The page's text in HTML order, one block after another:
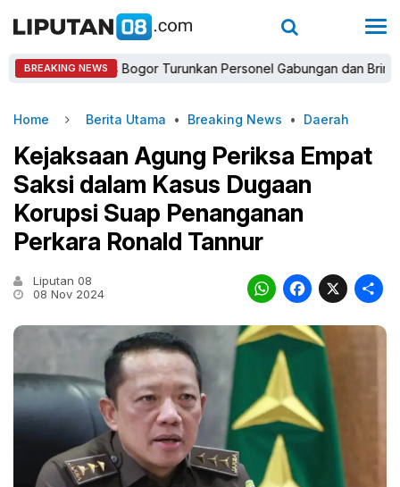
BREAKING NEWS
Kapolres Bogor Turunkan Personel Gabungan dan Brimob,
Home Berita Utama • Breaking News • Daerah
Kejaksaan Agung Periksa Empat
Saksi dalam Kasus Dugaan
Korupsi Suap Penanganan
Perkara Ronald Tannur
Liputan 08
08 Nov 2024
X